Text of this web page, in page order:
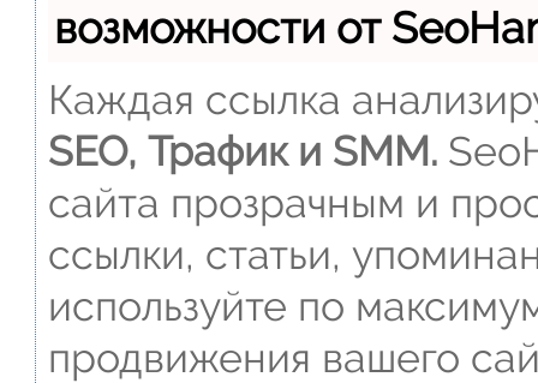
возможности от
Каждая ссылка
SEO, Трафик и SMM.
сайта прозрачным и
ссылки, статьи,
используйте по
продвижения вашего